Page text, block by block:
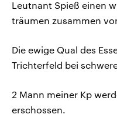
Leutnant Spieß einen
träumen zusammen
Die ewige Qual des
Trichterfeld bei
2 Mann meiner Kp
erschossen.